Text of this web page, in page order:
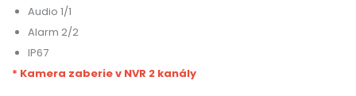
Audio 1/1
Alarm 2/2
IP67
* Kamera zaberie v NVR 2 kanály